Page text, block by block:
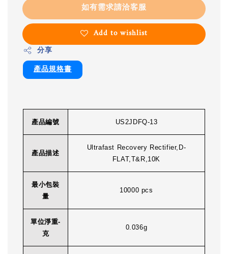
如有需求請洽客服
Add to wishlist
分享
產品規格書
產品編號 US2JDFQ-13
產品描述
Ultrafast Recovery Rectifier,D-
FLAT,T&R,10K
最小包裝
量
10000 pcs
單位淨重-
克
0.036g